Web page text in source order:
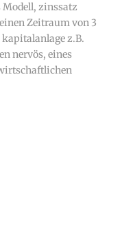
Modell, zinssatz
Zeitraum von 3
z.B.
nervös, eines